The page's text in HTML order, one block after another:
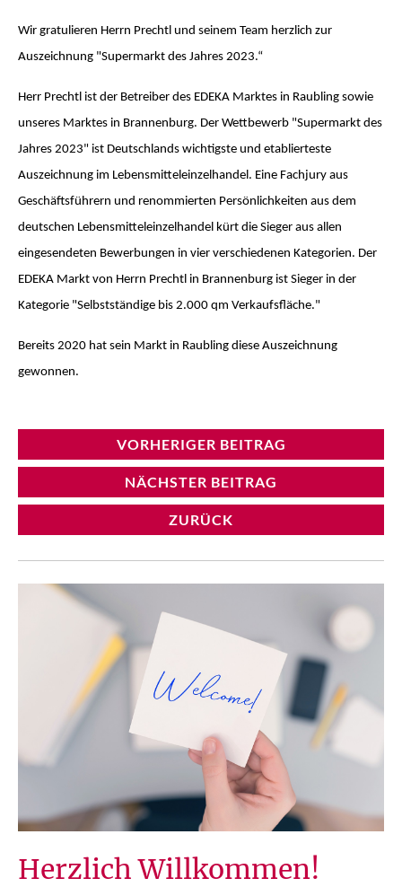
Wir gratulieren Herrn Prechtl und seinem Team herzlich zur
Auszeichnung "Supermarkt des Jahres 2023.“
Herr Prechtl ist der Betreiber des EDEKA Marktes in Raubling sowie
unseres Marktes in Brannenburg. Der Wettbewerb "Supermarkt des
Jahres 2023" ist Deutschlands wichtigste und etablierteste
Auszeichnung im Lebensmitteleinzelhandel. Eine Fachjury aus
Geschäftsführern und renommierten Persönlichkeiten aus dem
deutschen Lebensmitteleinzelhandel kürt die Sieger aus allen
eingesendeten Bewerbungen in vier verschiedenen Kategorien. Der
EDEKA Markt von Herrn Prechtl in Brannenburg ist Sieger in der
Kategorie "Selbstständige bis 2.000 qm Verkaufsfläche."
Bereits 2020 hat sein Markt in Raubling diese Auszeichnung
gewonnen.
VORHERIGER BEITRAG
NÄCHSTER BEITRAG
ZURÜCK
Herzlich Willkommen!